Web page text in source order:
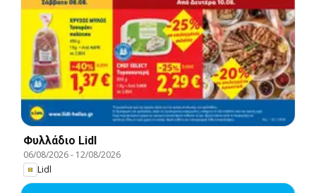
Φυλλάδιο Lidl
06/08/2026- 12/08/2026
Lidl